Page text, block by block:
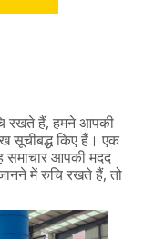
रखते हैं, हमने आपकी
सूचीबद्ध किए हैं। एक
समाचार आपकी मदद
में रुचि रखते हैं, तो